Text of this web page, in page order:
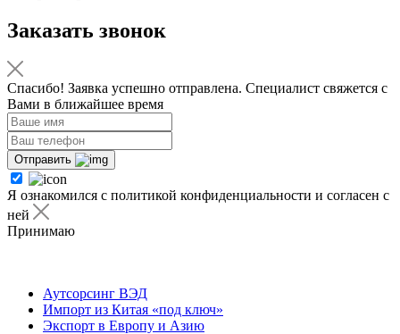
Заказать звонок
Спасибо! Заявка успешно отправлена. Специалист свяжется с
Вами в ближайшее время
Отправить
Я ознакомился с политикой конфиденциальности и согласен с
ней
Принимаю
Аутсорсинг ВЭД
Импорт из Китая «под ключ»
Экспорт в Европу и Азию